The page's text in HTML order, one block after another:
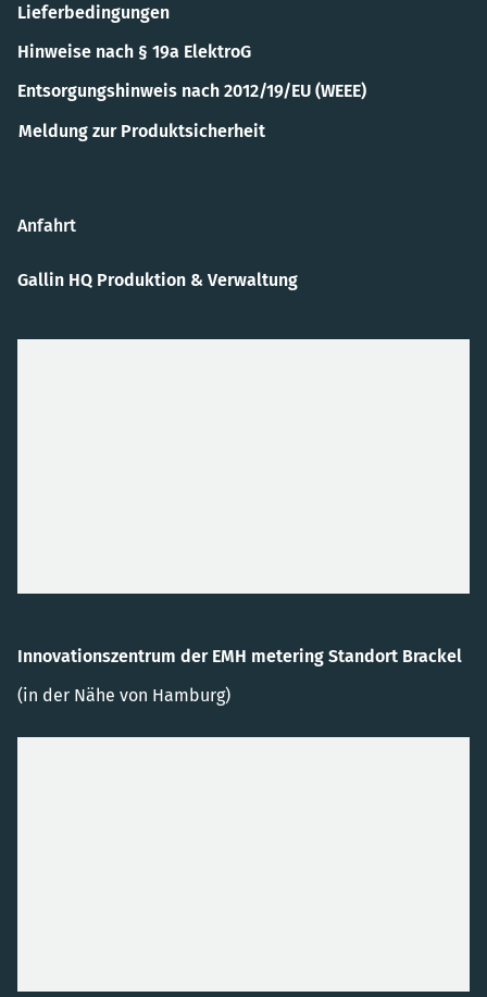
Lieferbedingungen
Hinweise nach § 19a ElektroG
Entsorgungshinweis nach 2012/19/EU (WEEE)
Meldung zur Produktsicherheit
Anfahrt
Gallin HQ Produktion & Verwaltung
Innovationszentrum der EMH metering Standort Brackel
(in der Nähe von Hamburg)